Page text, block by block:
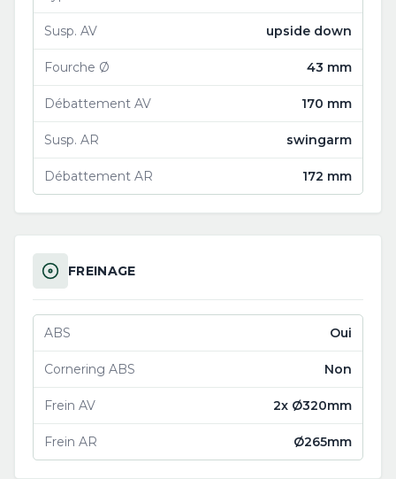
Susp. AV upside down
Fourche Ø 43 mm
Débattement AV 170 mm
Susp. AR swingarm
Débattement AR 172 mm
FREINAGE
ABS Oui
Cornering ABS Non
Frein AV 2x Ø320mm
Frein AR Ø265mm